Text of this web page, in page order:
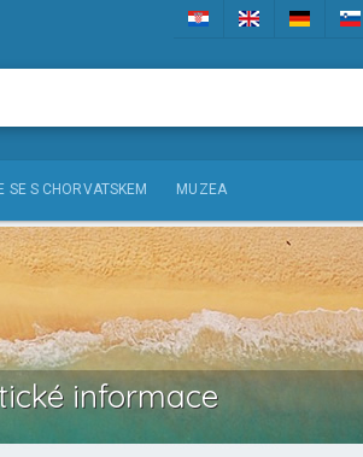
SE S CHORVATSKEM MUZEA
informace